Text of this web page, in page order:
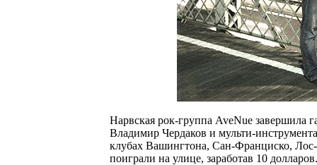
Нарвская рок-группа AveNue завершила
Владимир Чердаков и мульти-
клубах Вашингтона, Сан-Франциско,
поиграли на улице, заработав 10 долларов.